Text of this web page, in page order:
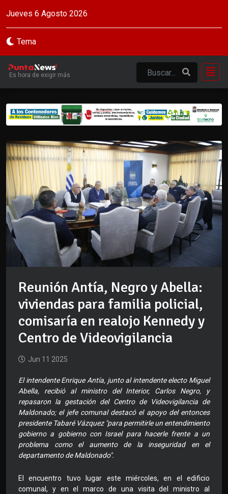
Jueves 6 Agosto 2026
Tema
Es hora de exigir más
Reunión Antía, Negro y Abella:
viviendas para familia policial,
comisaría en realojo Kennedy y
Centro de Videovigilancia
Jun 11 2025
El intendente Enrique Antía, junto al intendente electo Miguel
Abella, recibió al ministro del Interior, Carlos Negro, y
repasaron la gestación del Centro de Videovigilancia de
Maldonado; el jefe comunal destacó el apoyo del entonces
presidente Tabaré Vázquez "para permitirle un entendimiento
gobierno a gobierno con Israel para hacerle frente a un
problema como el aumento de la inseguridad en el
departamento de Maldonado".
El encuentro tuvo lugar este miércoles, en el edificio
comunal, y en el marco de una visita del ministro al